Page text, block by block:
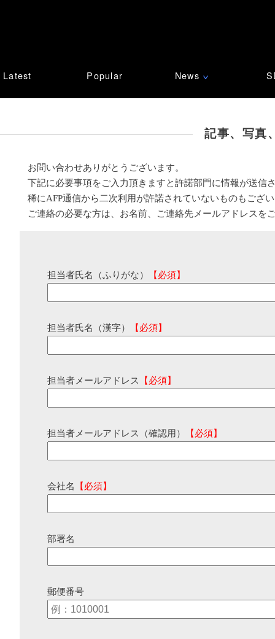
Latest Popular News ∨
記事、写真
お問い合わせありがとうございます。
下記に必要事項をご入力頂きますと許諾部門に情報が送信
稀にAFP通信から二次利用が許諾されていないものもござ
ご連絡の必要な方は、お名前、ご連絡先メールアドレスを
担当者氏名（ふりがな） 【必須】
担当者氏名（漢字） 【必須】
担当者メールアドレス 【必須】
担当者メールアドレス（確認用） 【必須】
会社名 【必須】
部署名
郵便番号